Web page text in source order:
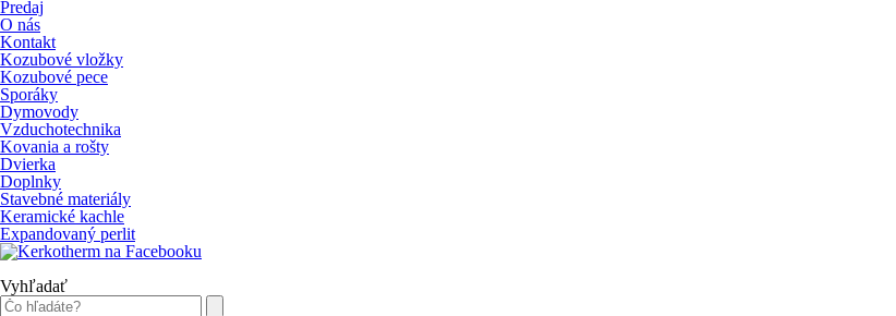
Predaj
O nás
Kontakt
Kozubové vložky
Kozubové pece
Sporáky
Dymovody
Vzduchotechnika
Kovania a rošty
Dvierka
Doplnky
Stavebné materiály
Keramické kachle
Expandovaný perlit
Vyhľadať